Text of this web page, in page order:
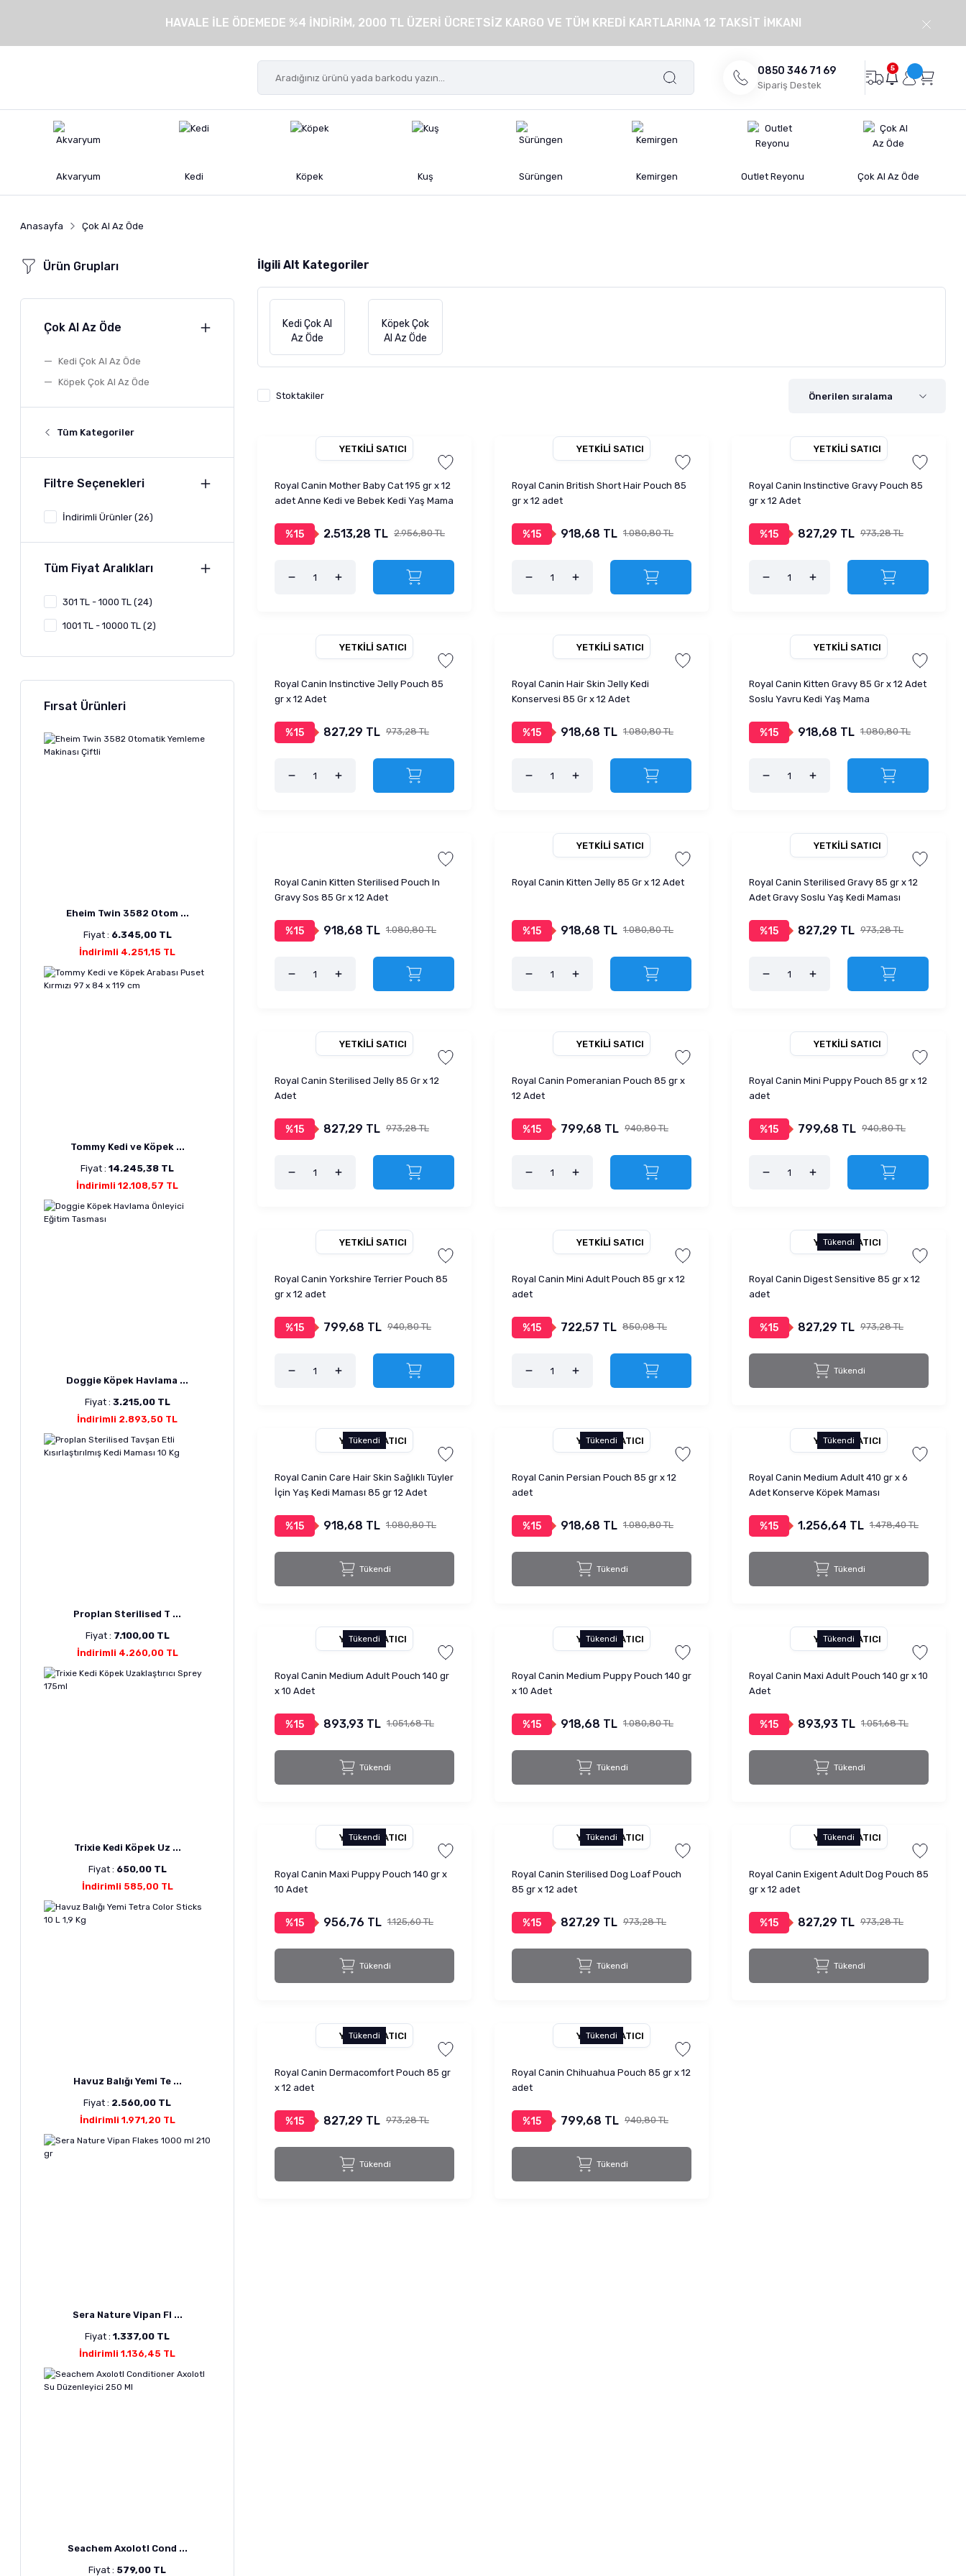
HAVALE İLE ÖDEMEDE %4 İNDİRİM, 2000 TL ÜZERİ ÜCRETSİZ KARGO VE TÜM KREDİ KARTLARINA 12 TAKSİT İMKANI
0850 346 71 69
Sipariş Destek
5
Akvaryum Kedi Köpek Kuş Sürüngen Kemirgen Outlet Reyonu Çok Al Az Öde
Anasayfa Çok Al Az Öde
Ürün Grupları
Çok Al Az Öde
Kedi Çok Al Az Öde
Köpek Çok Al Az Öde
Tüm Kategoriler
Filtre Seçenekleri
İndirimli Ürünler (26)
Tüm Fiyat Aralıkları
301 TL - 1000 TL (24)
1001 TL - 10000 TL (2)
Fırsat Ürünleri
Eheim Twin 3582 Otom ...
Fiyat : 6.345,00 TL
İndirimli 4.251,15 TL
Tommy Kedi ve Köpek ...
Fiyat : 14.245,38 TL
İndirimli 12.108,57 TL
Doggie Köpek Havlama ...
Fiyat : 3.215,00 TL
İndirimli 2.893,50 TL
Proplan Sterilised T ...
Fiyat : 7.100,00 TL
İndirimli 4.260,00 TL
Trixie Kedi Köpek Uz ...
Fiyat : 650,00 TL
İndirimli 585,00 TL
Havuz Balığı Yemi Te ...
Fiyat : 2.560,00 TL
İndirimli 1.971,20 TL
Sera Nature Vipan Fl ...
Fiyat : 1.337,00 TL
İndirimli 1.136,45 TL
Seachem Axolotl Cond ...
Fiyat : 579,00 TL
İlgili Alt Kategoriler
Kedi Çok Al
Az Öde
Köpek Çok
Al Az Öde
Stoktakiler
YETKILI SATICI
Royal Canin Mother Baby Cat 195 gr x 12
adet Anne Kedi ve Bebek Kedi Yaş Mama
%15 2.513,28 TL 2.956,80 TL
YETKILI SATICI
Royal Canin British Short Hair Pouch 85
gr x 12 adet
%15 918,68 TL 1.080,80 TL
YETKILI SATICI
Royal Canin Instinctive Gravy Pouch 85
gr x 12 Adet
%15 827,29 TL 973,28 TL
YETKILI SATICI
Royal Canin Instinctive Jelly Pouch 85
gr x 12 Adet
%15 827,29 TL 973,28 TL
YETKILI SATICI
Royal Canin Hair Skin Jelly Kedi
Konservesi 85 Gr x 12 Adet
%15 918,68 TL 1.080,80 TL
YETKILI SATICI
Royal Canin Kitten Gravy 85 Gr x 12 Adet
Soslu Yavru Kedi Yaş Mama
%15 918,68 TL 1.080,80 TL
Royal Canin Kitten Sterilised Pouch In
Gravy Sos 85 Gr x 12 Adet
%15 918,68 TL 1.080,80 TL
YETKILI SATICI
Royal Canin Kitten Jelly 85 Gr x 12 Adet
%15 918,68 TL 1.080,80 TL
YETKILI SATICI
Royal Canin Sterilised Gravy 85 gr x 12
Adet Gravy Soslu Yaş Kedi Maması
%15 827,29 TL 973,28 TL
YETKILI SATICI
Royal Canin Sterilised Jelly 85 Gr x 12
Adet
%15 827,29 TL 973,28 TL
YETKILI SATICI
Royal Canin Pomeranian Pouch 85 gr x
12 Adet
%15 799,68 TL 940,80 TL
YETKILI SATICI
Royal Canin Mini Puppy Pouch 85 gr x 12
adet
%15 799,68 TL 940,80 TL
YETKILI SATICI
Royal Canin Yorkshire Terrier Pouch 85
gr x 12 adet
%15 799,68 TL 940,80 TL
YETKILI SATICI
Royal Canin Mini Adult Pouch 85 gr x 12
adet
%15 722,57 TL 850,08 TL
Tükendi
YETKILI SATICI
Royal Canin Digest Sensitive 85 gr x 12
adet
%15 827,29 TL 973,28 TL
Tükendi
Tükendi
YETKILI SATICI
Royal Canin Care Hair Skin Sağlıklı Tüyler
İçin Yaş Kedi Maması 85 gr 12 Adet
%15 918,68 TL 1.080,80 TL
Tükendi
Tükendi
YETKILI SATICI
Royal Canin Persian Pouch 85 gr x 12
adet
%15 918,68 TL 1.080,80 TL
Tükendi
Tükendi
YETKILI SATICI
Royal Canin Medium Adult 410 gr x 6
Adet Konserve Köpek Maması
%15 1.256,64 TL 1.478,40 TL
Tükendi
Tükendi
YETKILI SATICI
Royal Canin Medium Adult Pouch 140 gr
x 10 Adet
%15 893,93 TL 1.051,68 TL
Tükendi
Tükendi
YETKILI SATICI
Royal Canin Medium Puppy Pouch 140 gr
x 10 Adet
%15 918,68 TL 1.080,80 TL
Tükendi
Tükendi
YETKILI SATICI
Royal Canin Maxi Adult Pouch 140 gr x 10
Adet
%15 893,93 TL 1.051,68 TL
Tükendi
Tükendi
YETKILI SATICI
Royal Canin Maxi Puppy Pouch 140 gr x
10 Adet
%15 956,76 TL 1.125,60 TL
Tükendi
Tükendi
YETKILI SATICI
Royal Canin Sterilised Dog Loaf Pouch
85 gr x 12 adet
%15 827,29 TL 973,28 TL
Tükendi
Tükendi
YETKILI SATICI
Royal Canin Exigent Adult Dog Pouch 85
gr x 12 adet
%15 827,29 TL 973,28 TL
Tükendi
Tükendi
YETKILI SATICI
Royal Canin Dermacomfort Pouch 85 gr
x 12 adet
%15 827,29 TL 973,28 TL
Tükendi
Tükendi
YETKILI SATICI
Royal Canin Chihuahua Pouch 85 gr x 12
adet
%15 799,68 TL 940,80 TL
Tükendi